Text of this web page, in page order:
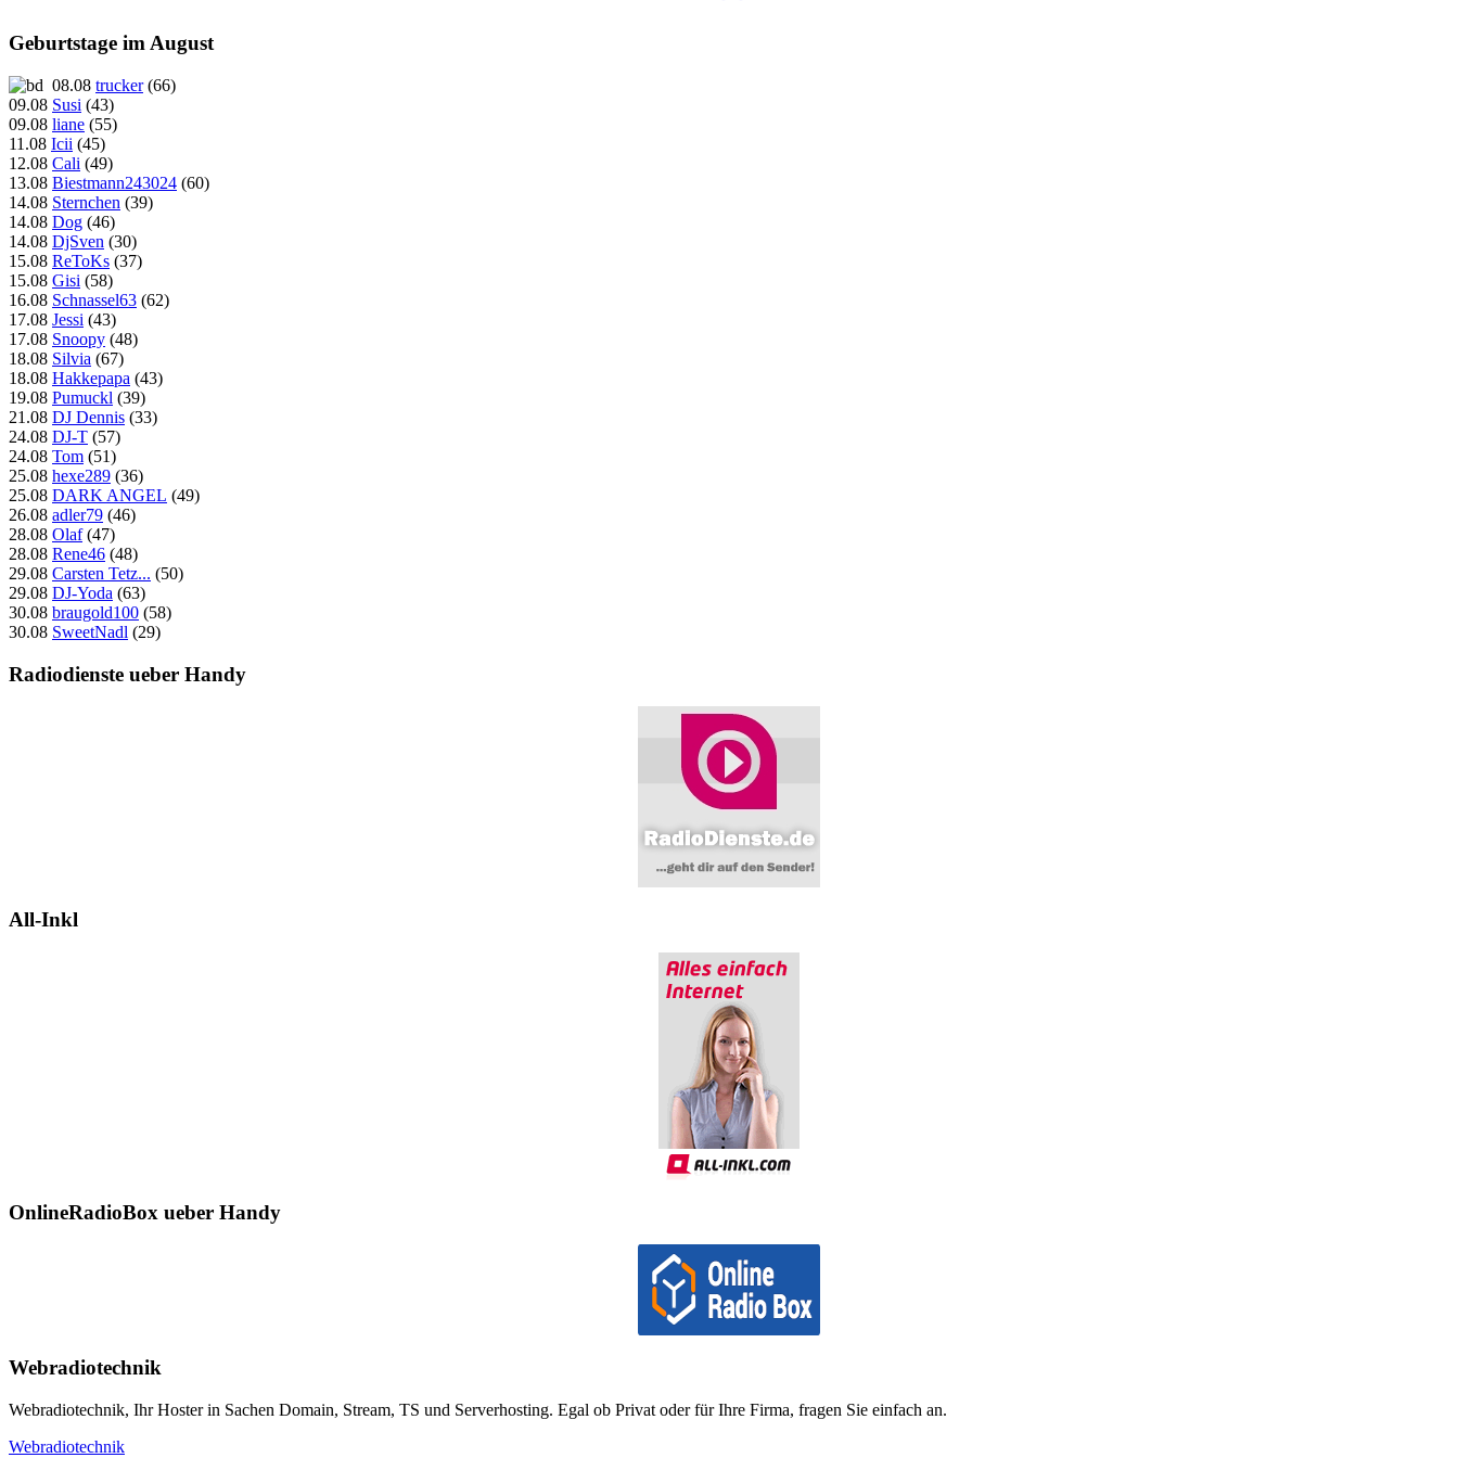
Geburtstage im August
08.08 trucker(66)
09.08 Susi (43)
09.08 liane (55)
11.08 Icii (45)
12.08 Cali (49)
13.08 Biestmann243024 (60)
14.08 Sternchen (39)
14.08 Dog (46)
14.08 DjSven (30)
15.08 ReToKs (37)
15.08 Gisi (58)
16.08 Schnassel63 (62)
17.08 Jessi (43)
17.08 Snoopy (48)
18.08 Silvia (67)
18.08 Hakkepapa (43)
19.08 Pumuckl (39)
21.08 DJ Dennis (33)
24.08 DJ-T (57)
24.08 Tom (51)
25.08 hexe289 (36)
25.08 DARK ANGEL (49)
26.08 adler79 (46)
28.08 Olaf(47)
28.08 Rene46 (48)
29.08 Carsten Tetz... (50)
29.08 DJ-Yoda (63)
30.08 braugold100 (58)
30.08 SweetNadl (29)
Radiodienste ueber Handy
All-Inkl
OnlineRadioBox ueber Handy
Webradiotechnik
Webradiotechnik, Ihr Hoster in Sachen Domain, Stream, TS und Serverhosting. Egal ob Privat oder für Ihre Firma, fragen Sie einfach an.
Webradiotechnik